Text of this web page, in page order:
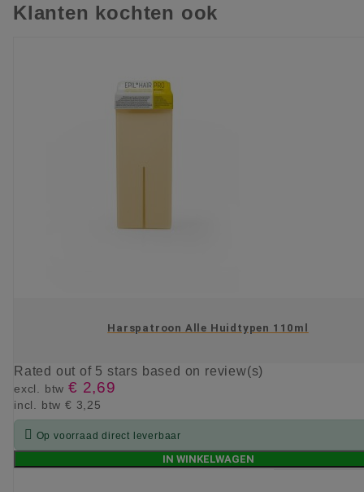
Klanten kochten ook
Harspatroon Alle Huidtypen 110ml
Rated out of 5 stars based on review(s)
excl. btw € 2,69
incl. btw € 3,25
 Op voorraad direct leverbaar
IN WINKELWAGEN